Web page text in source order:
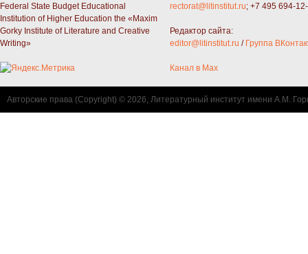
Federal State Budget Educational
Institution of Higher Education the «Maxim
Gorky Institute of Literature and Creative
Writing»
rectorat@litinstitut.ru; +7 495 694-
Редактор сайта:
editor@litinstitut.ru / Группа
Канал в Max
Авторские права (Copyright) © 2026, Литературный институт имени А.М.